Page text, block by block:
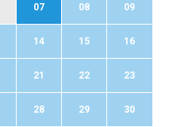
07 08 09
14 15 16
21 22 23
28 29 30